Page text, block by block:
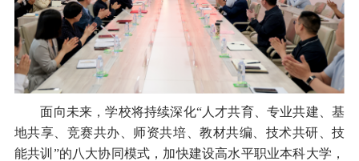
面向未来，学校将持续深化“人才共育、专业共建、基
地共享、竞赛共办、师资共培、教材共编、技术共研、技
能共训”的八大协同模式，加快建设高水平职业本科大学，